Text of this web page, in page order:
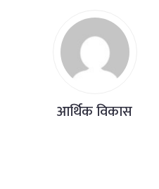
आर्थिक विकास